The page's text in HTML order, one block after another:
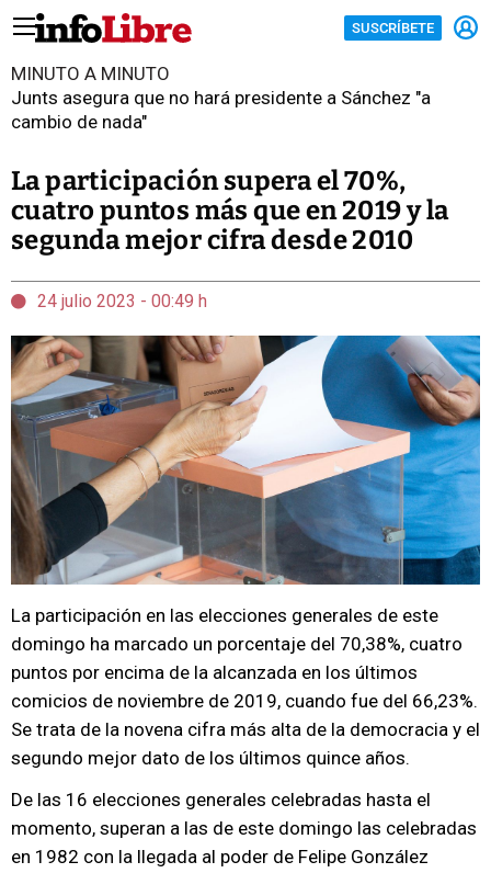
SUSCRÍBETE
MINUTO A MINUTO
Junts asegura que no hará presidente a Sánchez "a
cambio de nada"
La participación supera el 70%,
cuatro puntos más que en 2019 y la
segunda mejor cifra desde 2010
24 julio 2023 - 00:49 h
La participación en las elecciones generales de este
domingo ha marcado un porcentaje del 70,38%, cuatro
puntos por encima de la alcanzada en los últimos
comicios de noviembre de 2019, cuando fue del 66,23%.
Se trata de la novena cifra más alta de la democracia y el
segundo mejor dato de los últimos quince años.
De las 16 elecciones generales celebradas hasta el
momento, superan a las de este domingo las celebradas
en 1982 con la llegada al poder de Felipe González